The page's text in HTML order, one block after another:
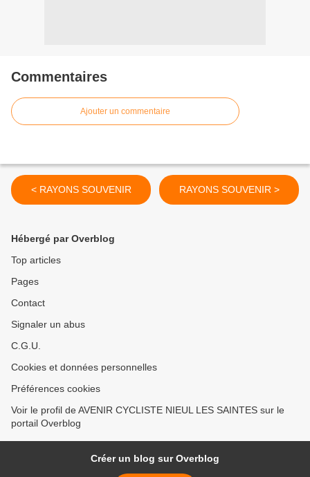
Commentaires
Ajouter un commentaire
< RAYONS SOUVENIR RAYONS SOUVENIR >
Hébergé par Overblog
Top articles
Pages
Contact
Signaler un abus
C.G.U.
Cookies et données personnelles
Préférences cookies
Voir le profil de AVENIR CYCLISTE NIEUL LES SAINTES sur le
portail Overblog
Créer un blog sur Overblog